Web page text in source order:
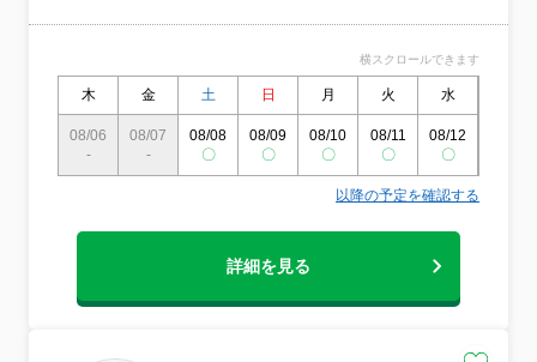
横スクロールできます
木 金 土 日 月 火 水
08/06
-
08/07
-
08/08
〇
08/09
〇
08/10
〇
08/11
〇
08/12
〇
以降の予定を確認する
詳細を見る